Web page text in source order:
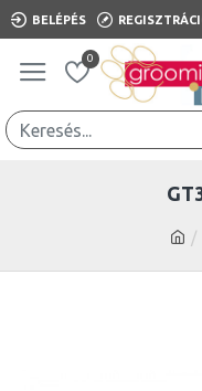
BELÉPÉS
0